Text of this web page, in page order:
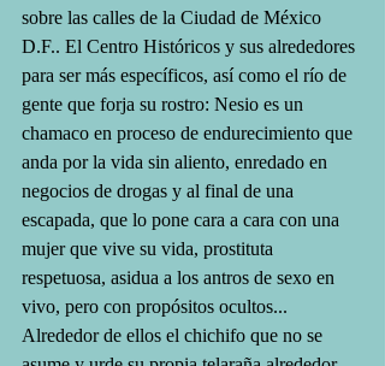
sobre las calles de la Ciudad de México
D.F.. El Centro Históricos y sus alrededores
para ser más específicos, así como el río de
gente que forja su rostro: Nesio es un
chamaco en proceso de endurecimiento que
anda por la vida sin aliento, enredado en
negocios de drogas y al final de una
escapada, que lo pone cara a cara con una
mujer que vive su vida, prostituta
respetuosa, asidua a los antros de sexo en
vivo, pero con propósitos ocultos...
Alrededor de ellos el chichifo que no se